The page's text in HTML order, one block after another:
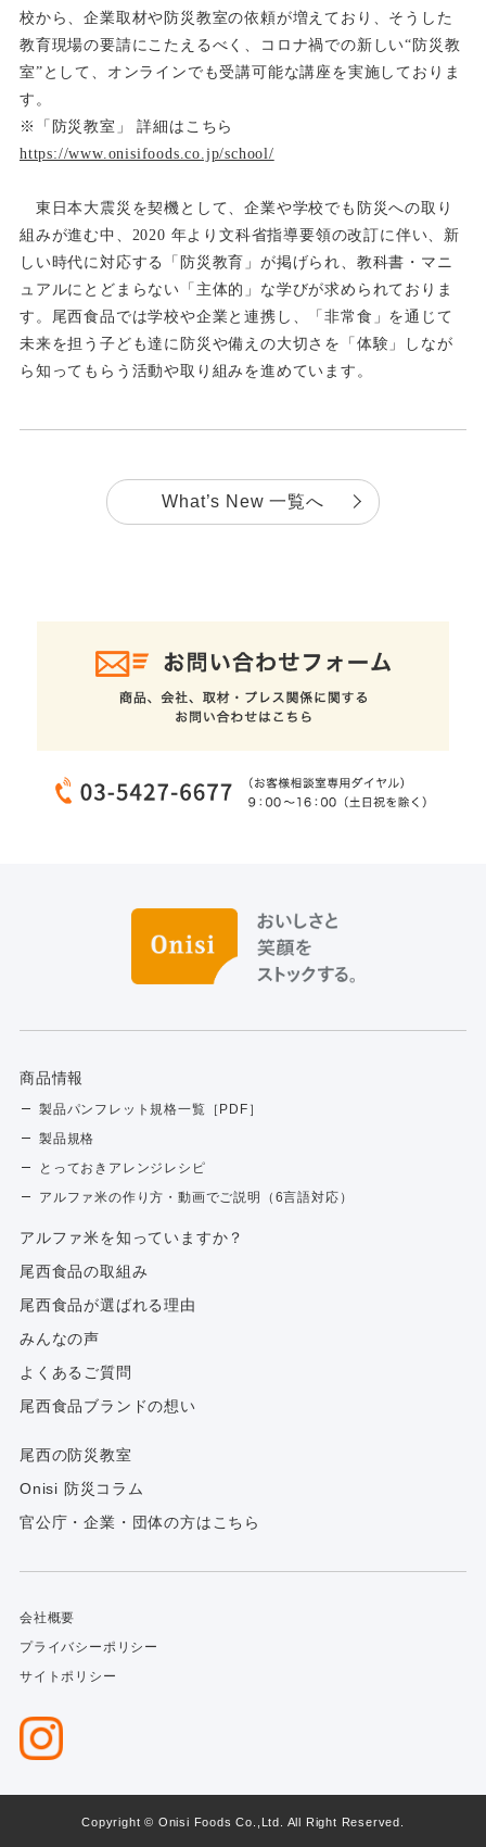
校から、企業取材や防災教室の依頼が増えており、そ うした
教育現場の要請にこたえるべく、コロナ禍での新しい“防災教
室”として、オンラインでも受講可能な講座を実施しておりま
す。
※「防災教室」 詳細はこちら
https://www.onisifoods.co.jp/school/
東日本大震災を契機として、企業や学校でも防災への取り
組みが進む中、 2020 年より文科省指導要領の改訂に伴い、新
しい時代に対応する「防災教育」が掲げられ、教科書・マニ
ュアルにとどまらない「主体的」な学びが求められておりま
す。尾西食品では学校や企業と連携し、「非常食」を通じて
未来を担う 子ども達に防災や備えの大切さを「体験」しなが
ら知ってもらう活動や取り組み を進めています。
What’s New 一覧へ
商品情報
製品パンフレット規格一覧［PDF］
製品規格
とっておきアレンジレシピ
アルファ米の作り方・動画でご説明（6言語対応）
アルファ⽶を知っていますか？
尾西食品の取組み
尾西食品が選ばれる理由
みんなの声
よくあるご質問
尾西食品ブランドの想い
尾西の防災教室
Onisi 防災コラム
官公庁・企業・団体の方はこちら
会社概要
プライバシーポリシー
サイトポリシー
Copyright © Onisi Foods Co.,Ltd. All Right Reserved.